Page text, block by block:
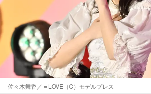
佐々木舞香／＝LOVE（C）モデルプレス